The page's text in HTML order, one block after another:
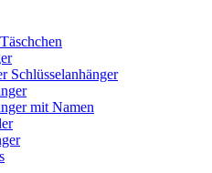
Schlüsselanhänger
mit Namen